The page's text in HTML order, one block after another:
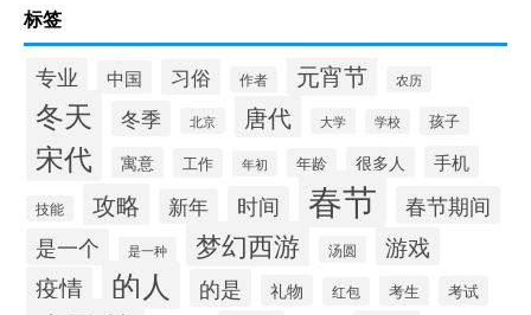
标签
专业 中国 习俗 作者 元宵节 农历
冬天 冬季 北京 唐代 大学 学校 孩子
宋代 寓意 工作 年初 年龄 很多人 手机
技能 攻略 新年 时间 春节 春节期间
是一个 是一种 梦幻西游 汤圆 游戏
疫情 的人 的是 礼物 红包 考生 考试